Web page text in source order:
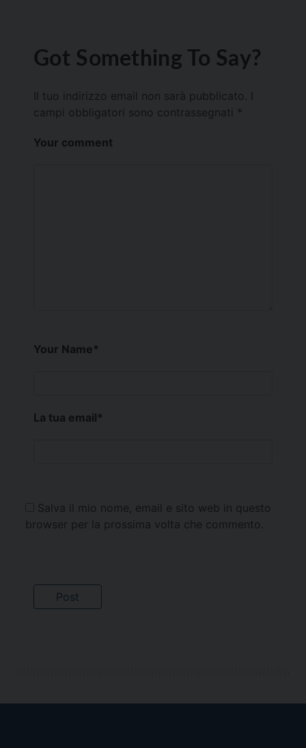
Got Something To Say?
Il tuo indirizzo email non sarà pubblicato.
campi obbligatori sono contrassegnati *
Your comment
Your Name*
La tua email*
Salva il mio nome, email e sito web in questo
browser per la prossima volta che commento.